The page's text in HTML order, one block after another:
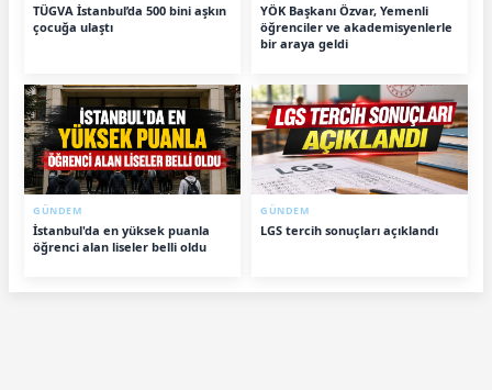
TÜGVA İstanbul’da 500 bini aşkın
çocuğa ulaştı
YÖK Başkanı Özvar, Yemenli
öğrenciler ve akademisyenlerle
bir araya geldi
GÜNDEM
İstanbul'da en yüksek puanla
öğrenci alan liseler belli oldu
GÜNDEM
LGS tercih sonuçları açıklandı